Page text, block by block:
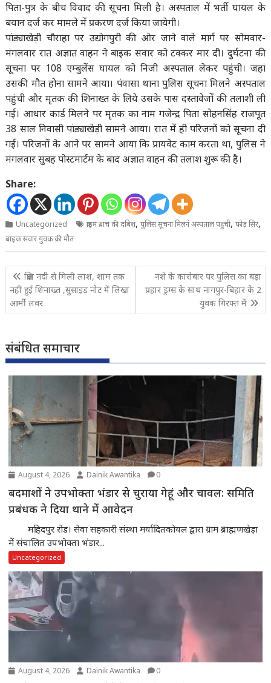
पिता-पुत्र के बीच विवाद की सूचना मिली है। अस्पताल में भर्ती घायल के
बयान दर्ज कर मामले में प्रकरण दर्ज किया जायेगी।
पांड्याखेड़ी चौराहा पर उद्योगपुरी की ओर जाने वाले मार्ग पर सोमवार-
मंगलवार रात अज्ञात वाहन ने बाइक सवार को टक्कर मार दी। दुर्घटना की
सूचना पर 108 एम्बुलेंस घायल को निजी अस्पताल लेकर पहुंची। जहां
उसकी मौत होना सामने आया। पंवासा थाना पुलिस सूचना मिलने अस्पताल
पहुंची और मृतक की शिनाख्त के लिये उसके पास दस्तावेजों की तलाशी ली
गई। आधार कार्ड मिलने पर मृतक का नाम गजेन्द्र पिता सोहनसिंह राजपूत
38 साल निवासी पांड्याखेड़ी सामने आया। रात में ही परिजनों को सूचना दी
गई। परिजनों के आने पर सामने आया कि प्रायवेट काम करता था, पुलिस ने
मंगलवार सुबह पोस्टमार्टम के बाद अज्ञात वाहन की तलाश शुरू की है।
Share:
Uncategorized क्राइम ब्रांच की दबिश,पुलिस सूचना मिलने अस्पताल पहुंची,फोड़ सिर,
बाइक सवार युवक की मौत
Post
navigation
क्षिप्रा नदी से मिली लाश, शाम तक
नहीं हुई शिनाख्त ,सुसाइड नोट में लिखा
आर्मी लवर
नशे के कारोबार पर पुलिस का बड़ा
प्रहार ड्रग्स के साथ नागपुर-बिहार के 2
युवक गिरफ्त में
संबंधित समाचार
August 4, 2026 Dainik Awantika 0
बदमाशों ने उपभोक्ता भंडार से चुराया गेहूं और चावल: समिति
प्रबंधक ने दिया थाने में आवेदन
महिदपुर रोड। सेवा सहकारी संस्था मर्यादितकोयल द्वारा ग्राम ब्राह्मणखेड़ा
में संचालित उपभोक्ता भंडार...
Uncategorized
August 4, 2026 Dainik Awantika 0